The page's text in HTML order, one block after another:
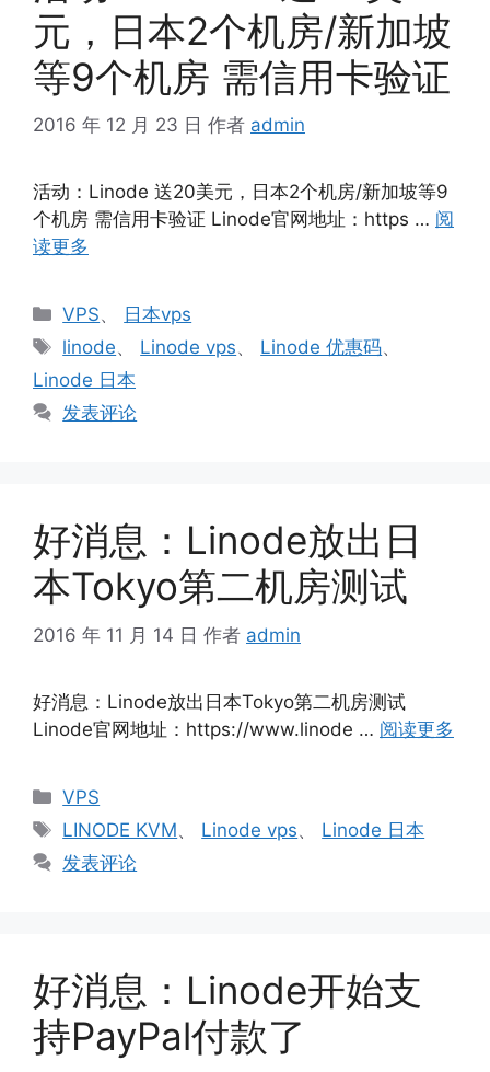
元，日本2个机房/新加坡
等9个机房 需信用卡验证
2016 年 12 月 23 日 作者 admin
活动：Linode 送20美元，日本2个机房/新加坡等9
个机房 需信用卡验证 Linode官网地址：https … 阅
读更多
分
类
VPS、
日本vps
标
签
linode、 Linode vps、 Linode 优惠码、
Linode 日本
发表评论
好消息：Linode放出日
本Tokyo第二机房测试
2016 年 11 月 14 日 作者 admin
好消息：Linode放出日本Tokyo第二机房测试
Linode官网地址：https://www.linode … 阅读更多
分
类
VPS
标
签
LINODE KVM、 Linode vps、 Linode 日本
发表评论
好消息：Linode开始支
持PayPal付款了